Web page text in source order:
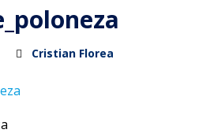
Cristian Florea